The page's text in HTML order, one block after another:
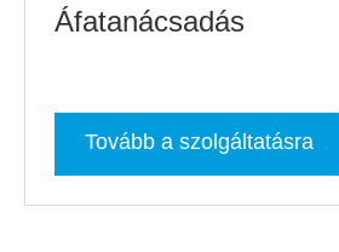
Áfatanácsadás
Tovább a szolgáltatásra